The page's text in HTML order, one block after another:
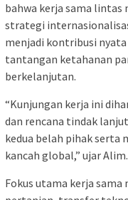
bahwa kerja sama lintas
strategi
menjadi kontribusi
tantangan ketahanan
berkelanjutan.
“Kunjungan kerja ini
dan rencana tindak
kedua belah pihak serta
kancah global,” ujar Alim.
Fokus utama kerja